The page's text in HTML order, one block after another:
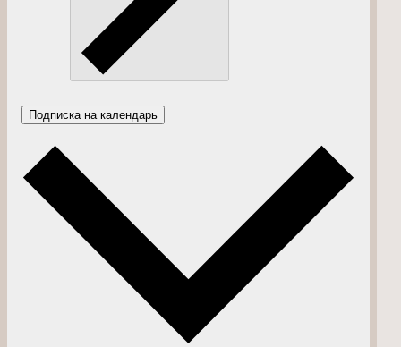
Подписка на календарь